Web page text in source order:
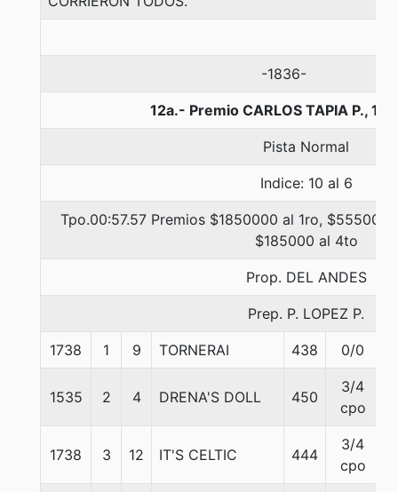
-1836-
12a.- Premio CARLOS TAPIA P.,
Pista Normal
Indice: 10 al 6
Tpo.00:57.57 Premios $1850000 al 1ro,
$185000 al 4to
Prop. DEL ANDES
Prep. P. LOPEZ P.
1738 1 9 TORNERAI 438 0/0
1535 2 4 DRENA'S DOLL 450
3/4
cpo
1738 3 12 IT'S CELTIC 444
3/4
cpo